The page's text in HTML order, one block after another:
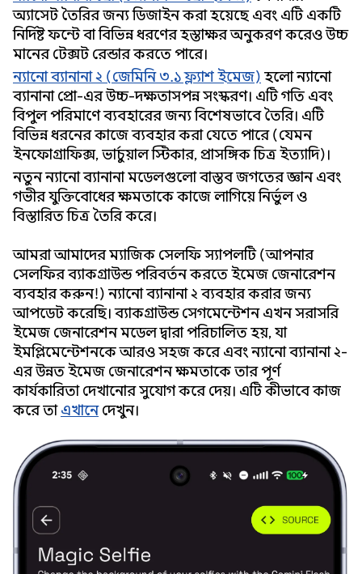
অ্যাসেট তৈরির জন্য ডিজাইন করা হয়েছে এবং এটি একটি
নির্দিষ্ট ফন্টে বা বিভিন্ন ধরণের হস্তাক্ষর অনুকরণ করেও উচ্চ
মানের টেক্সট রেন্ডার করতে পারে।
ন্যানো ব্যানানা ২ (জেমিনি ৩.১ ফ্ল্যাশ ইমেজ) হলো ন্যানো
ব্যানানা প্রো-এর উচ্চ-দক্ষতাসম্পন্ন সংস্করণ। এটি গতি এবং
বিপুল পরিমাণে ব্যবহারের জন্য বিশেষভাবে তৈরি। এটি
বিভিন্ন ধরনের কাজে ব্যবহার করা যেতে পারে (যেমন
ইনফোগ্রাফিক্স, ভার্চুয়াল স্টিকার, প্রাসঙ্গিক চিত্র ইত্যাদি)।
নতুন ন্যানো ব্যানানা মডেলগুলো বাস্তব জগতের জ্ঞান এবং
গভীর যুক্তিবোধের ক্ষমতাকে কাজে লাগিয়ে নির্ভুল ও
বিস্তারিত চিত্র তৈরি করে।
আমরা আমাদের ম্যাজিক সেলফি স্যাম্পলটি (আপনার
সেলফির ব্যাকগ্রাউন্ড পরিবর্তন করতে ইমেজ জেনারেশন
ব্যবহার করুন!) ন্যানো ব্যানানা ২ ব্যবহার করার জন্য
আপডেট করেছি। ব্যাকগ্রাউন্ড সেগমেন্টেশন এখন সরাসরি
ইমেজ জেনারেশন মডেল দ্বারা পরিচালিত হয়, যা
ইমপ্লিমেন্টেশনকে আরও সহজ করে এবং ন্যানো ব্যানানা ২-
এর উন্নত ইমেজ জেনারেশন ক্ষমতাকে তার পূর্ণ
কার্যকারিতা দেখানোর সুযোগ করে দেয়। এটি কীভাবে কাজ
করে তাএখানেদেখুন।